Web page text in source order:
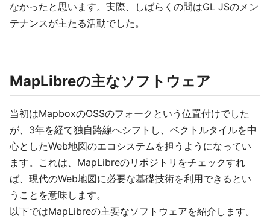
なかったと思います。実際、しばらくの間はGL JSのメン
テナンスが主たる活動でした。
MapLibreの主なソフトウェア
当初はMapboxのOSSのフォークという位置付けでした
が、3年を経て独自路線へシフトし、ベクトルタイルを中
心としたWeb地図のエコシステムを担うようになってい
ます。これは、MapLibreのリポジトリをチェックすれ
ば、現代のWeb地図に必要な基礎技術を利用できるとい
うことを意味します。
以下ではMapLibreの主要なソフトウェアを紹介します。